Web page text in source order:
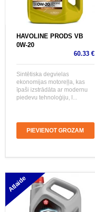
HAVOLINE PRODS VB
0W-20
60.33 €
Sintētiska degvielas
ekonomijas motoreļļa, kas
īpaši izstrādāta ar modernu
piedevu tehnoloģiju, l...
PIEVIENOT GROZAM
Atlaide